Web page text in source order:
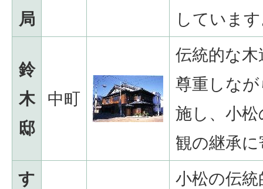
局
していま
鈴
木
邸
中町
伝統的な
尊重しな
施し、小
観の継承
す
小松の伝